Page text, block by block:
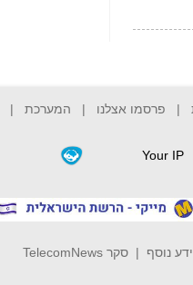
ואילת לחשודים
התנגדויות למיזוג
| פרסמו אצלנו | המערכת |
Your IP
נוסף |סקר TelecomNews